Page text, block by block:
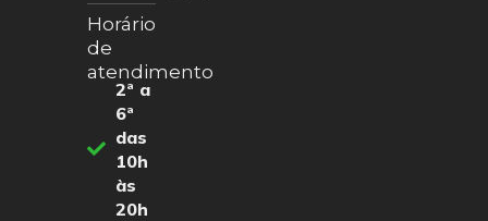
Horário
de
atendimento
2ª a
6ª
das
10h
às
20h